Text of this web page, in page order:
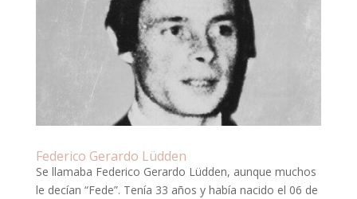
Federico Gerardo Lüdden
Se llamaba Federico Gerardo Lüdden, aunque muchos
le decían “Fede”. Tenía 33 años y había nacido el 06 de